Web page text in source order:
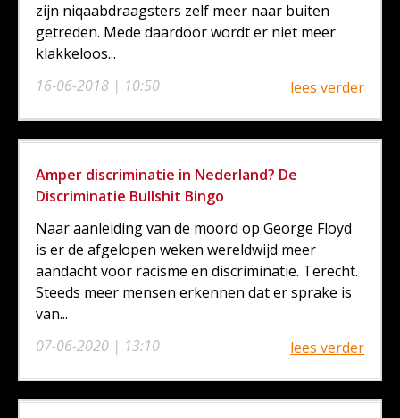
16-06-2018 | 10:50
zijn niqaabdraagsters zelf meer naar buiten
getreden. Mede daardoor wordt er niet meer
klakkeloos...
lees verder
Amper discriminatie in Nederland? De
Discriminatie Bullshit Bingo
07-06-2020 | 13:10
Naar aanleiding van de moord op George Floyd
is er de afgelopen weken wereldwijd meer
aandacht voor racisme en discriminatie. Terecht.
Steeds meer mensen erkennen dat er sprake is
van...
lees verder